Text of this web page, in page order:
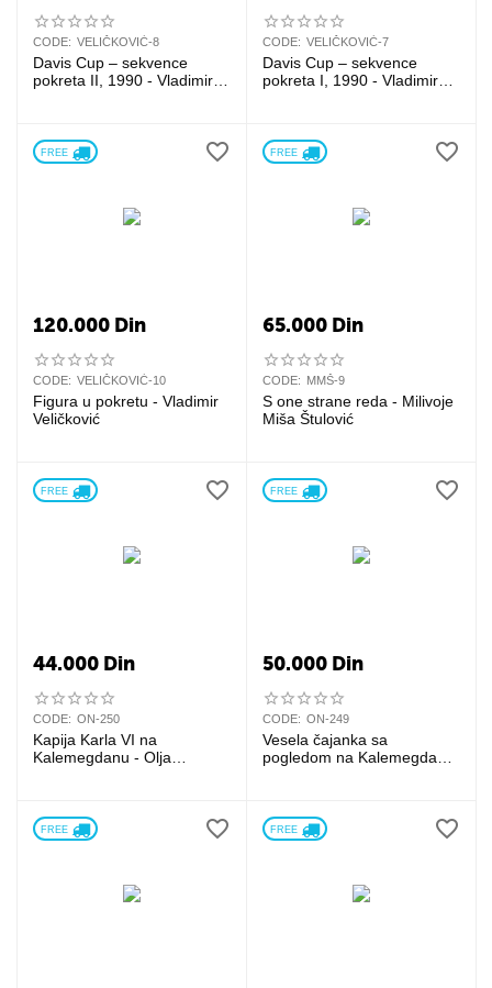
CODE: VELIČKOVIĆ-8
Davis Cup – sekvence
pokreta II, 1990 - Vladimir
CODE: VELIČKOVIĆ-7
Davis Cup – sekvence
pokreta I, 1990 - Vladimir
FREE
120.000 Din
CODE: VELIČKOVIĆ-10
Figura u pokretu - Vladimir
Veličković
FREE
65.000 Din
CODE: MMŠ-9
S one strane reda - Milivoje
Miša Štulović
FREE
44.000 Din
CODE: ON-250
Kapija Karla VI na
Kalemegdanu - Olja
FREE
50.000 Din
CODE: ON-249
Vesela čajanka sa
pogledom na Kalemegdan -
FREE FREE